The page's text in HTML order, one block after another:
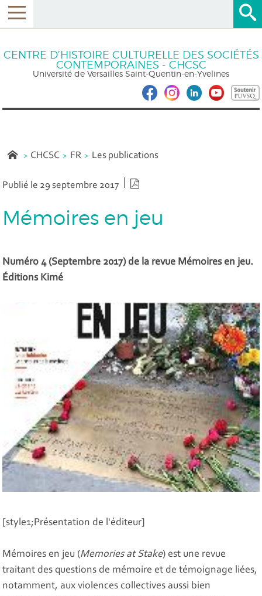
CENTRE D’HISTOIRE CULTURELLE DES SOCIÉTÉS
CONTEMPORAINES - CHCSC
Université de Versailles Saint-Quentin-en-Yvelines
CHCSC FR Les publications
Publié le 29 septembre 2017
Mémoires en jeu
Numéro 4 (Septembre 2017) de la revue Mémoires en jeu.
Éditions Kimé
[style1;Présentation de l'éditeur]
Mémoires en jeu (Memories at Stake) est une revue
traitant des questions de mémoire et de témoignage liées,
notamment, aux violences collectives aussi bien